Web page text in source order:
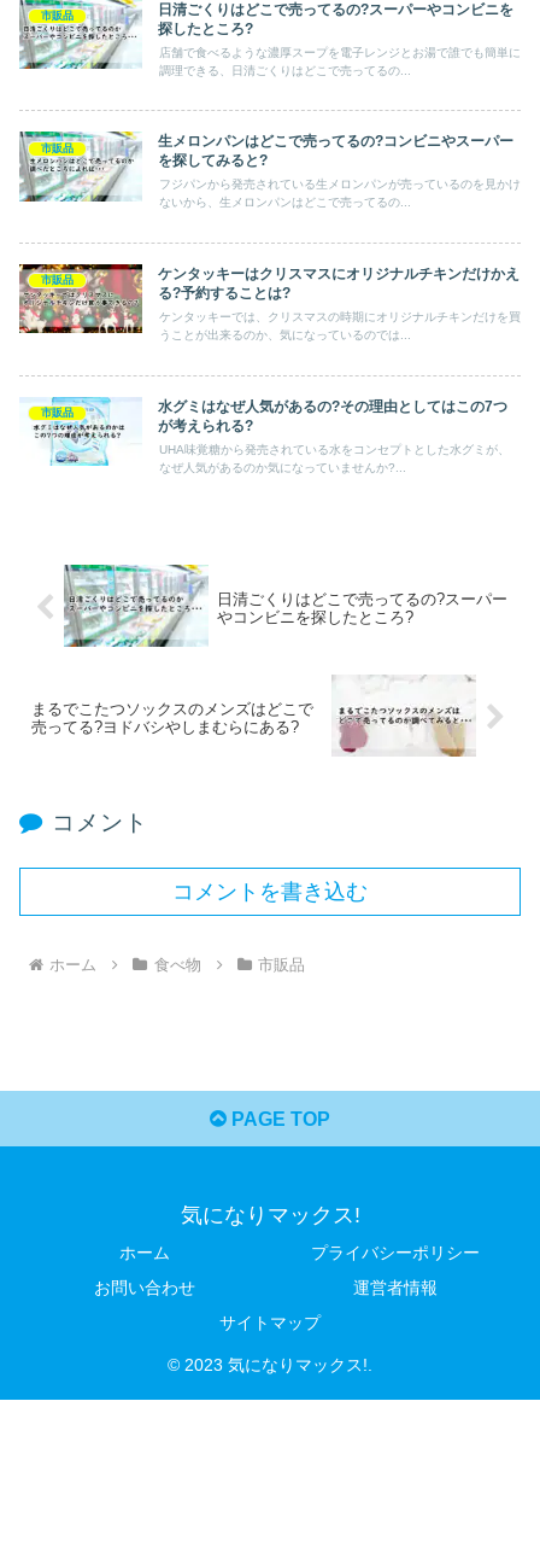
市販品
日清ごくりはどこで売ってるの?スーパーやコンビニを
探したところ?
店舗で食べるような濃厚スープを電子レンジとお湯で誰でも簡単に
調理できる、日清ごくりはどこで売ってるの...
市販品
生メロンパンはどこで売ってるの?コンビニやスーパー
を探してみると?
フジパンから発売されている生メロンパンが売っているのを見かけ
ないから、生メロンパンはどこで売ってるの...
市販品
ケンタッキーはクリスマスにオリジナルチキンだけかえ
る?予約することは?
ケンタッキーでは、クリスマスの時期にオリジナルチキンだけを買
うことが出来るのか、気になっているのでは...
市販品
水グミはなぜ人気があるの?その理由としてはこの7つ
が考えられる?
UHA味覚糖から発売されている水をコンセプトとした水グミが、
なぜ人気があるのか気になっていませんか?...
日清ごくりはどこで売ってるの?スーパー
やコンビニを探したところ?
まるでこたつソックスのメンズはどこで
売ってる?ヨドバシやしまむらにある?
コメント
コメントを書き込む
ホーム 食べ物 市販品
PAGE TOP
気になりマックス!
ホーム
プライバシーポリシー
お問い合わせ
運営者情報
サイトマップ
© 2023 気になりマックス!.